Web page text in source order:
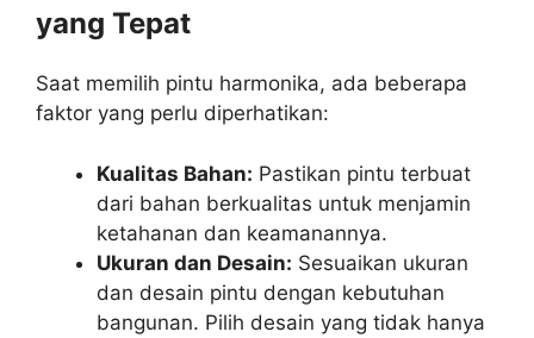
yang Tepat
Saat memilih pintu harmonika, ada beberapa
faktor yang perlu diperhatikan:
Kualitas Bahan: Pastikan pintu terbuat
dari bahan berkualitas untuk menjamin
ketahanan dan keamanannya.
Ukuran dan Desain: Sesuaikan ukuran
dan desain pintu dengan kebutuhan
bangunan. Pilih desain yang tidak hanya